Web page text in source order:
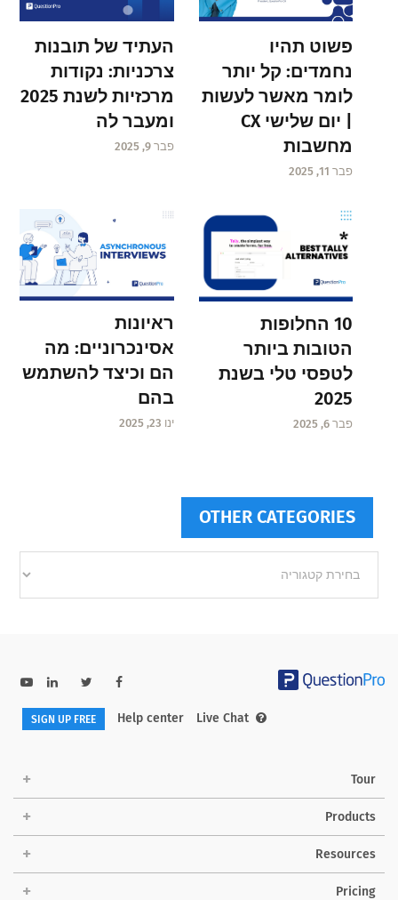
פשוט תהיו
נחמדים: קל יותר
לומר מאשר לעשות
| יום שלישי CX
מחשבות
פבר 11, 2025
העתיד של תובנות
צרכניות: נקודות
מרכזיות לשנת 2025
ומעבר לה
פבר 9, 2025
10 החלופות
הטובות ביותר
לטפסי טלי בשנת
2025
פבר 6, 2025
ראיונות
אסינכרוניים: מה
הם וכיצד להשתמש
בהם
ינו 23, 2025
OTHER CATEGORIES
categories
Help center Live Chat
SIGN UP FREE
Tour
Products
Resources
Pricing